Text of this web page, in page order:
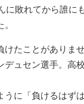
に敗れてから誰に
けたことがありま
ュセン選手。高
うに「負けるはず